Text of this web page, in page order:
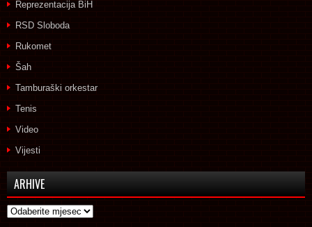
Reprezentacija BiH
RSD Sloboda
Rukomet
Šah
Tamburaški orkestar
Tenis
Video
Vijesti
ARHIVE
Arhive